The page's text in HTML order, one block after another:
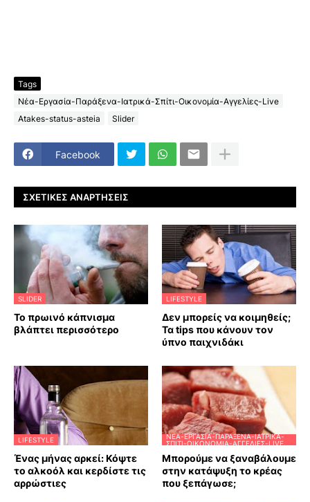
Tags
Νέα-Εργασία-Παράξενα-Ιατρικά-Σπίτι-Οικονομία-Αγγελίες-Live
Atakes-status-asteia
Slider
Facebook
ΣΧΕΤΙΚΈΣ ΑΝΑΡΤΉΣΕΙΣ
SLIDER
Το πρωινό κάπνισμα
βλάπτει περισσότερο
LIFESTYLE
Δεν μπορείς να κοιμηθείς;
Τα tips που κάνουν τον
ύπνο παιχνιδάκι
LIFESTYLE
Ένας μήνας αρκεί: Κόψτε
το αλκοόλ και κερδίστε τις
αρρώστιες
ΝΈΑ-ΕΡΓΑΣΊΑ-ΠΑΡΆΞΕΝΑ-ΙΑΤΡΙΚΆ-
ΣΠΊΤΙ-ΟΙΚΟΝΟΜΊΑ-ΑΓΓΕΛΊΕΣ-LIVE
Μπορούμε να ξαναβάλουμε
στην κατάψυξη το κρέας
που ξεπάγωσε;